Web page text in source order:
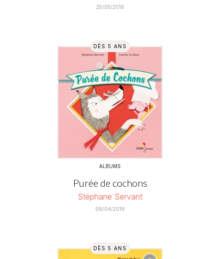
25/05/2016
DÈS 5 ANS
ALBUMS
Purée de cochons
Stéphane Servant
06/04/2016
DÈS 5 ANS